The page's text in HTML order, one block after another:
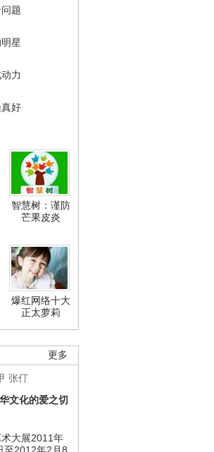
题
星
力
好
智慧树：谨防
芒果皮炎
爆红网络十大
正太萝莉
更多
张仃
文化的爱之切
大展2011年